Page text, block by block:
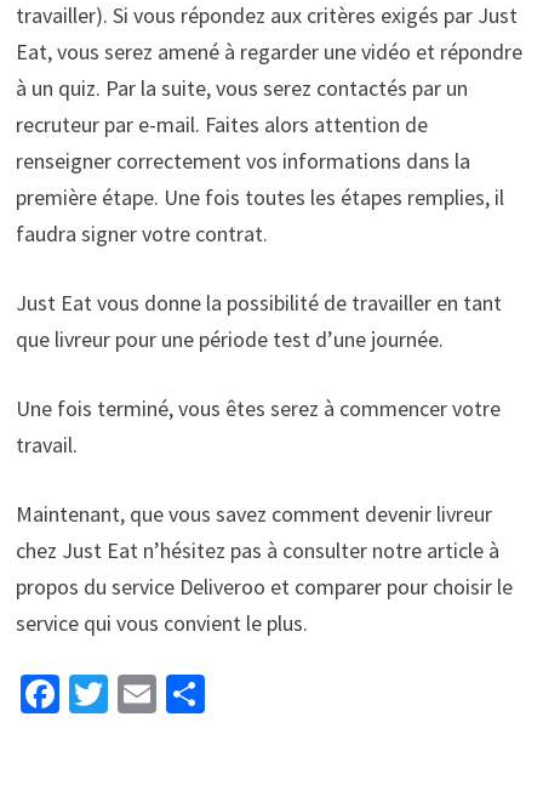
travailler). Si vous répondez aux critères exigés par Just
Eat, vous serez amené à regarder une vidéo et répondre
à un quiz. Par la suite, vous serez contactés par un
recruteur par e-mail. Faites alors attention de
renseigner correctement vos informations dans la
première étape. Une fois toutes les étapes remplies, il
faudra signer votre contrat.
Just Eat vous donne la possibilité de travailler en tant
que livreur pour une période test d’une journée.
Une fois terminé, vous êtes serez à commencer votre
travail.
Maintenant, que vous savez comment devenir livreur
chez Just Eat n’hésitez pas à consulter notre article à
propos du service Deliveroo et comparer pour choisir le
service qui vous convient le plus.
Fa T E P